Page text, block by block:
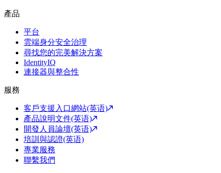
產品
平台
雲端身分安全治理
尋找您的完美解決方案
IdentityIQ
連接器與整合性
服務
客戶支援入口網站(英语)
產品說明文件(英语)
開發人員論壇(英语)
培訓與認證(英语)
專業服務
聯繫我們